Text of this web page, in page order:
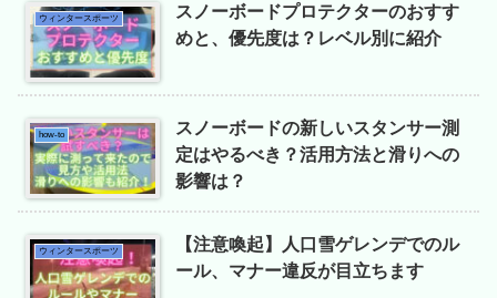
ウィンタースポーツ
スノーボードプロテクターのおすす
めと、優先度は？レベル別に紹介
how-to
スノーボードの新しいスタンサー測
定はやるべき？活用方法と滑りへの
影響は？
ウィンタースポーツ
【注意喚起】人口雪ゲレンデでのル
ール、マナー違反が目立ちます